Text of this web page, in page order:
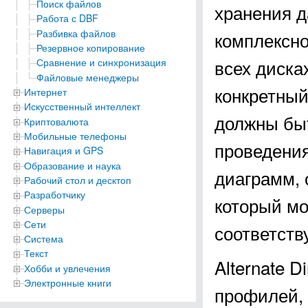
Поиск файлов
Работа с DBF
Разбивка файлов
Резервное копирование
Сравнение и синхронизация
Файловые менеджеры
Интернет
Искусственный интеллект
Криптовалюта
Мобильные телефоны
Навигация и GPS
Образование и наука
Рабочий стол и десктоп
Разработчику
Серверы
Сети
Система
Текст
Хобби и увлечения
Электронные книги
хранения
всех
должны
диаграмм,
который
Alternate
профилей,